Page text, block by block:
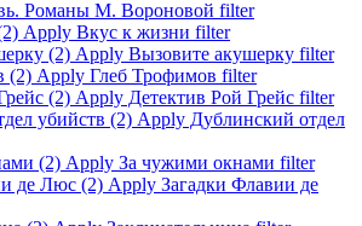
Романы М. Вороновой filter
Apply Вкус к жизни filter
(2) Apply Вызовите акушерку filter
(2) Apply Глеб Трофимов filter
(2) Apply Детектив Рой Грейс filter
убийств (2) Apply Дублинский отдел
(2) Apply За чужими окнами filter
де Люс (2) Apply Загадки Флавии де